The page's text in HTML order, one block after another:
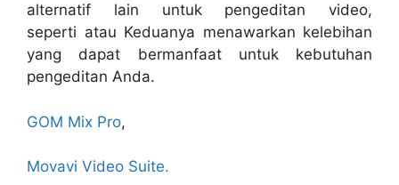
alternatif lain untuk pengeditan video,
seperti atau Keduanya menawarkan kelebihan
yang dapat bermanfaat untuk kebutuhan
pengeditan Anda.
GOM Mix Pro,
Movavi Video Suite.